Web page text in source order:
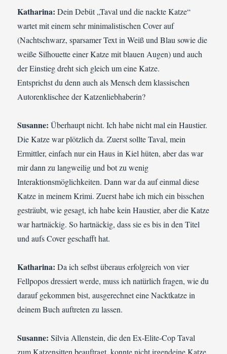
Katharina: Dein Debüt „Taval und die nackte Katze“
wartet mit einem sehr minimalistischen Cover auf
(Nachtschwarz, sparsamer Text in Weiß und Blau sowie die
weiße Silhouette einer Katze mit blauen Augen) und auch
der Einstieg dreht sich gleich um eine Katze.
Entsprichst du denn auch als Mensch dem klassischen
Autorenklischee der Katzenliebhaberin?
Susanne: Überhaupt nicht. Ich habe nicht mal ein Haustier.
Die Katze war plötzlich da. Zuerst sollte Taval, mein
Ermittler, einfach nur ein Haus in Kiel hüten, aber das war
mir dann zu langweilig und bot zu wenig
Interaktionsmöglichkeiten. Dann war da auf einmal diese
Katze in meinem Krimi. Zuerst habe ich mich ein bisschen
gesträubt, wie gesagt, ich habe kein Haustier, aber die Katze
war hartnäckig. So hartnäckig, dass sie es bis in den Titel
und aufs Cover geschafft hat.
Katharina: Da ich selbst überaus erfolgreich von vier
Fellpopos dressiert werde, muss ich natürlich fragen, wie du
darauf gekommen bist, ausgerechnet eine Nacktkatze in
deinem Buch auftreten zu lassen.
Susanne: Silvia Allenstein, die den Ex-Elite-Cop Taval